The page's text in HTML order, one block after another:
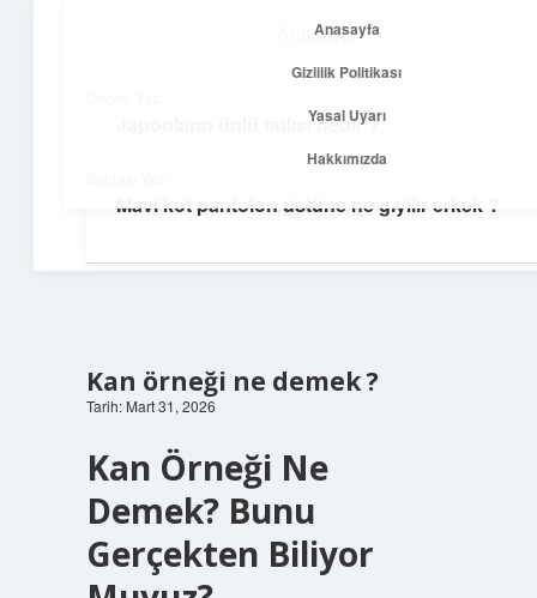
Anasayfa
Yasal Uyarı
Hakkımızda
Temiz Fikir Pınarı
Kan örneği ne demek ?
Tarih: Mart 31, 2026
Kan Örneği Ne
Demek? Bunu
Gerçekten Biliyor
Japonların ünlü tatlısı nedir ?
Mavi kot pantolon üstüne ne giyilir erkek ?
Anasayfa
Gizlilik Politikası
Yasal Uyarı
Hakkımızda